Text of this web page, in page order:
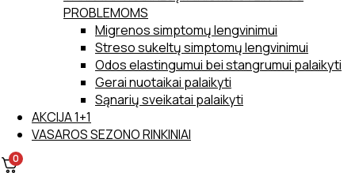
PROBLEMOMS
Migrenos simptomų lengvinimui
Streso sukeltų simptomų lengvinimui
Odos elastingumui bei stangrumui palaikyti
Gerai nuotaikai palaikyti
Sąnarių sveikatai palaikyti
AKCIJA 1+1
VASAROS SEZONO RINKINIAI
0